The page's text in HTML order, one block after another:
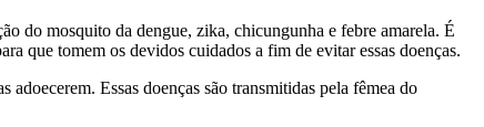
do mosquito da dengue, zika, chicungunha e febre amarela. É
que tomem os devidos cuidados a fim de evitar essas doenças.
Essas doenças são transmitidas pela fêmea do